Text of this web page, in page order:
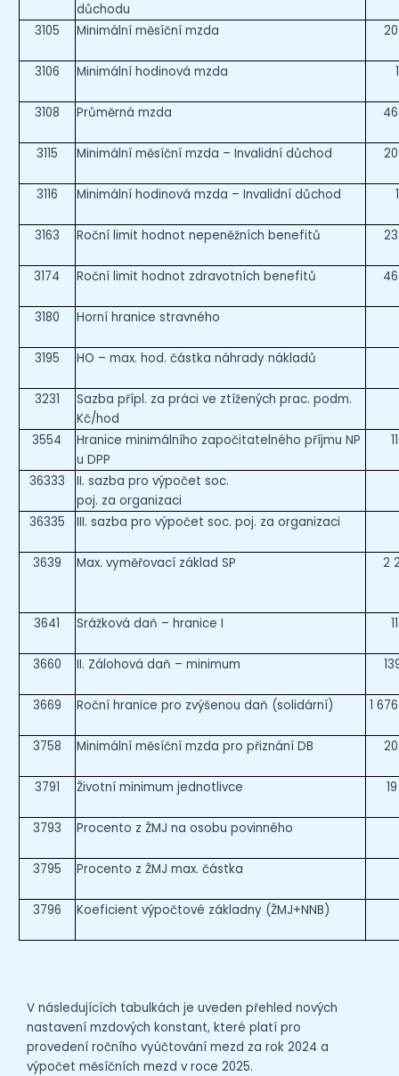
důchodu
3105 Minimální měsíční mzda
3106 Minimální hodinová mzda
3108 Průměrná mzda
3115 Minimální měsíční mzda – Invalidní důchod
3116 Minimální hodinová mzda – Invalidní důchod
3163 Roční limit hodnot nepeněžních benefitů
3174 Roční limit hodnot zdravotních benefitů
3180 Horní hranice stravného
3195 HO – max. hod. částka náhrady nákladů
3231
Sazba přípl. za práci ve ztížených prac. podm.
Kč/hod
3554
Hranice minimálního započitatelného příjmu NP
u DPP
36333
II. sazba pro výpočet soc.
poj. za organizaci
36335
III. sazba pro výpočet soc. poj. za organizaci
3639 Max. vyměřovací základ SP 2
3641 Srážková daň – hranice I
3660 II. Zálohová daň – minimum
3669 Roční hranice pro zvýšenou daň (solidární) 1
3758 Minimální měsíční mzda pro přiznání DB
3791 Životní minimum jednotlivce
3793 Procento z ŽMJ na osobu povinného
3795 Procento z ŽMJ max. částka
3796 Koeficient výpočtové základny (ŽMJ+NNB)
V následujících tabulkách je uveden přehled nových
nastavení mzdových konstant, které platí pro
provedení ročního vyúčtování mezd za rok 2024 a
výpočet měsíčních mezd v roce 2025.